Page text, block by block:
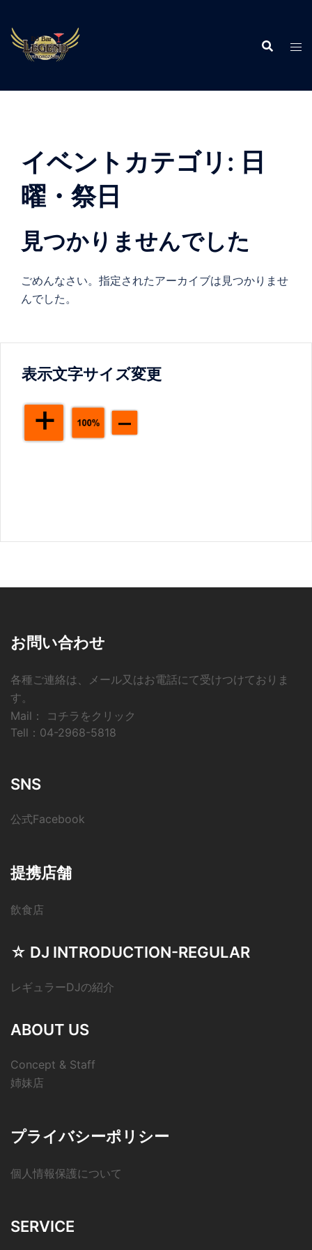
イベントカテゴリ: 日
曜・祭日
見つかりませんでした
ごめんなさい。指定されたアーカイブは見つかりませ
んでした。
表示文字サイズ変更
お問い合わせ
各種ご連絡は、メール又はお電話にて受けつけておりま
す。
Mail： コチラをクリック
Tell： 04-2968-5818
SNS
公式Facebook
提携店舗
飲食店
☆ DJ INTRODUCTION-REGULAR
レギュラーDJの紹介
ABOUT US
Concept & Staff
姉妹店
プライバシーポリシー
個人情報保護について
SERVICE